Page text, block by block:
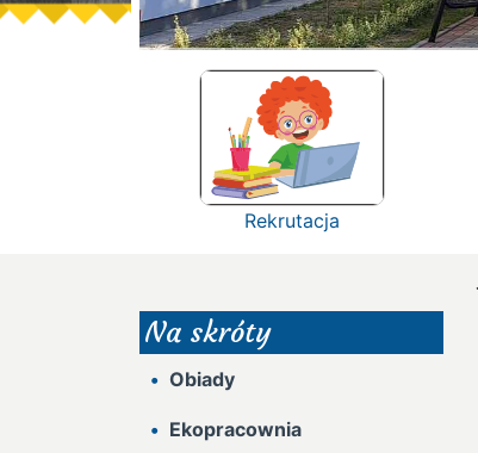
Rekrutacja
Na skróty
Obiady
Ekopracownia